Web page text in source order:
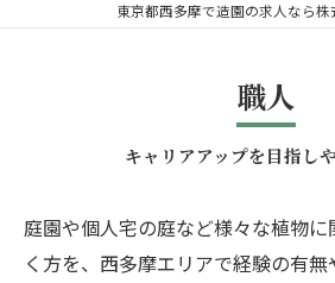
東京都西多摩で造園の求人なら株
職人
キャリアアップを目指し
庭園や個人宅の庭など様々な植物
く方を、西多摩エリアで経験の有